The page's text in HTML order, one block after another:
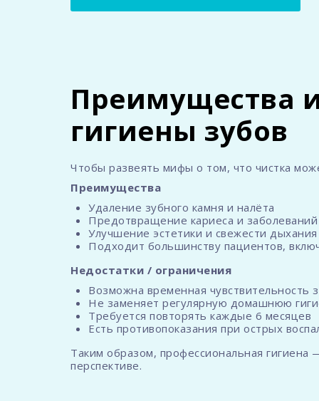
Преимущества
гигиены зубов
Чтобы развеять мифы о том, что чистка
Преимущества
Удаление зубного камня и налёта
Предотвращение кариеса и
Улучшение эстетики и свежести дыхания
Подходит большинству пациентов,
Недостатки / ограничения
Возможна временная чувствительность
Не заменяет регулярную домашнюю
Требуется повторять каждые 6 месяцев
Есть противопоказания при острых
Таким образом, профессиональная
перспективе.